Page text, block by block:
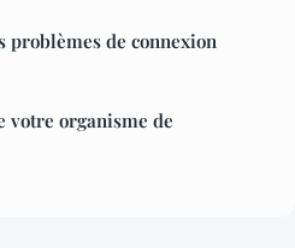
problèmes de connexion
votre organisme de